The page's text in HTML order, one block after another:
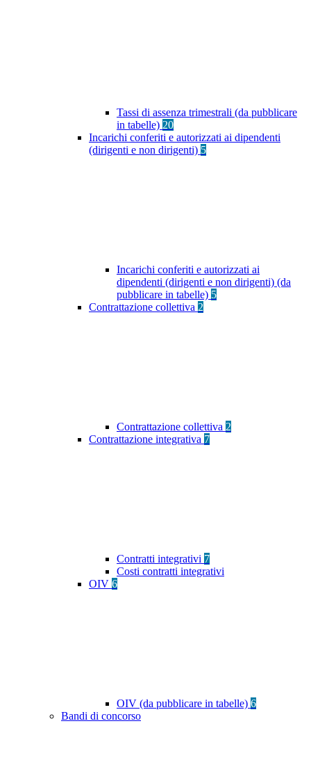
Tassi di assenza trimestrali (da pubblicare
in tabelle) 20
Incarichi conferiti e autorizzati ai dipendenti
(dirigenti e non dirigenti) 5
Incarichi conferiti e autorizzati ai
dipendenti (dirigenti e non dirigenti) (da
pubblicare in tabelle) 5
Contrattazione collettiva 2
Contrattazione collettiva 2
Contrattazione integrativa 7
Contratti integrativi 7
Costi contratti integrativi
OIV 6
OIV (da pubblicare in tabelle) 6
Bandi di concorso